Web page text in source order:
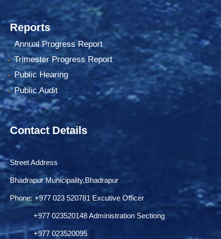
Reports
Annual Progress Report
Trimester Progress Report
Public Hearing
Public Audit
Contact Details
Street Address
Bhadrapur Municipality,Bhadrapur
Phone: ‌+977 023 520781 Excutive Officer
+977 023520148 Administration Sectiong
+977 023520095